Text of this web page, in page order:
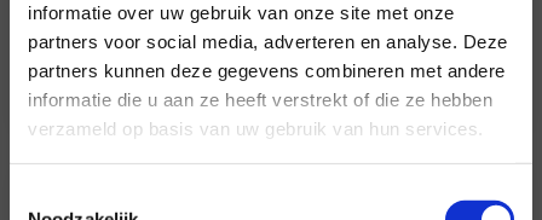
informatie over uw gebruik van onze site met onze
partners voor social media, adverteren en analyse. Deze
partners kunnen deze gegevens combineren met andere
informatie die u aan ze heeft verstrekt of die ze hebben
verzameld op basis van uw gebruik van hun services.
Adviespunt School & Veiligheid
×